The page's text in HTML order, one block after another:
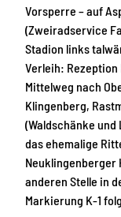
Vorsperre – auf
(Zweiradservice
Stadion links
Verleih: Rezeption
Mittelweg nach
Klingenberg,
(Waldschänke
das ehemalige
Neuklingenberger
anderen Stelle in
Markierung K-1